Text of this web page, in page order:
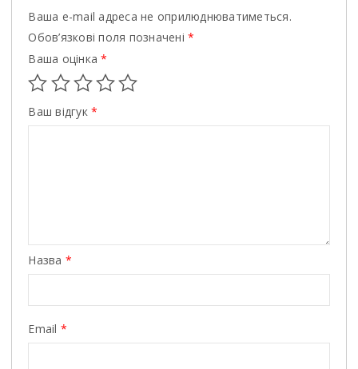
Ваша e-mail адреса не оприлюднюватиметься.
Обов’язкові поля позначені*
Ваша оцінка*
Ваш відгук*
Назва *
Email *